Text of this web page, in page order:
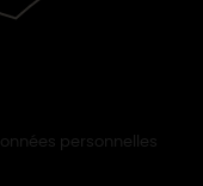
personnelles